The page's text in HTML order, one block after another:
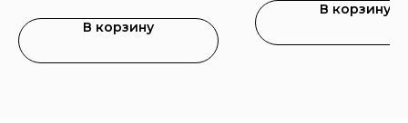
В корзину
В корзину